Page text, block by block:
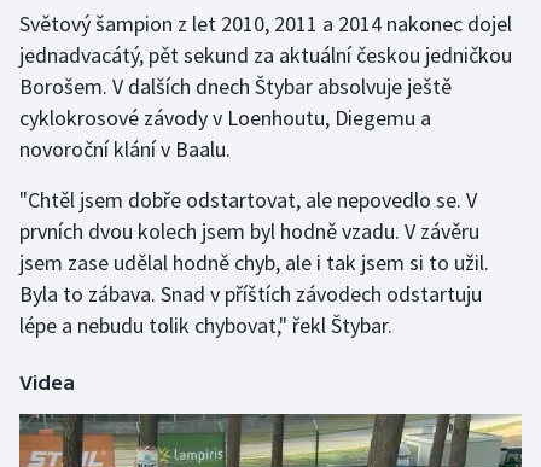
Lezení
Lyže a snowboard
Moderní pětiboj
Motorsport
Olympijské hry
Parasport
Plavání
Plážový volejbal
Světový šampion z let 2010, 2011 a 2014 nakonec dojel
jednadvacátý, pět sekund za aktuální českou jedničkou
Borošem. V dalších dnech Štybar absolvuje ještě
cyklokrosové závody v Loenhoutu, Diegemu a
novoroční klání v Baalu.
"Chtěl jsem dobře odstartovat, ale nepovedlo se. V
prvních dvou kolech jsem byl hodně vzadu. V závěru
jsem zase udělal hodně chyb, ale i tak jsem si to užil.
Byla to zábava. Snad v příštích závodech odstartuju
lépe a nebudu tolik chybovat," řekl Štybar.
Videa